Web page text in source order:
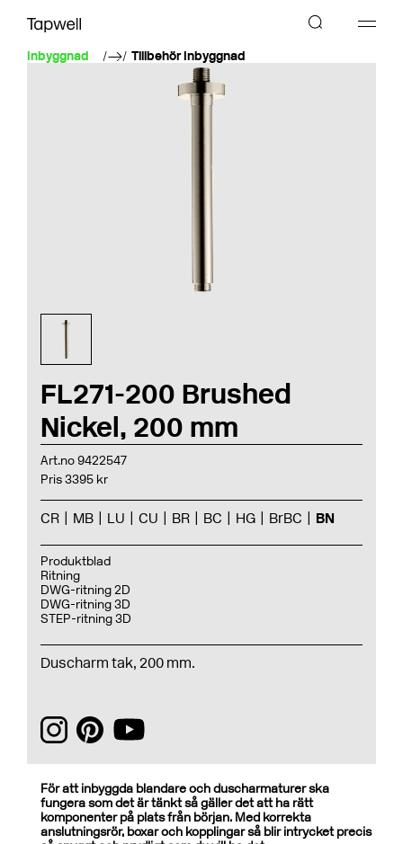
Inbyggnad Tillbehör Inbyggnad
FL271-200 Brushed
Nickel, 200 mm
Art.no 9422547
Pris 3395 kr
CR MB LU CU BR BC HG BrBC BN
Produktblad
Ritning
DWG-ritning 2D
DWG-ritning 3D
STEP-ritning 3D
Duscharm tak, 200 mm.
För att inbyggda blandare och duscharmaturer ska
fungera som det är tänkt så gäller det att ha rätt
komponenter på plats från början. Med korrekta
anslutningsrör, boxar och kopplingar så blir intrycket precis